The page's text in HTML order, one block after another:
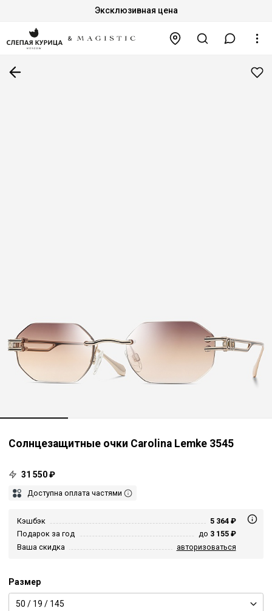
Эксклюзивная цена
Солнцезащитные очки Carolina Lemke 3545
31 550 ₽
Доступна оплата частями
Кэшбэк
5 364 ₽
Подарок за год
до 3 155 ₽
Ваша скидка
авторизоваться
Размер
50 / 19 / 145